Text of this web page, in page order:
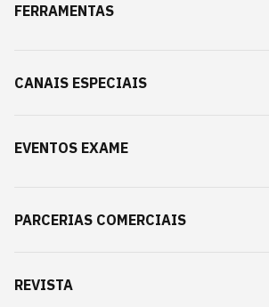
FERRAMENTAS
CANAIS ESPECIAIS
EVENTOS EXAME
PARCERIAS COMERCIAIS
REVISTA